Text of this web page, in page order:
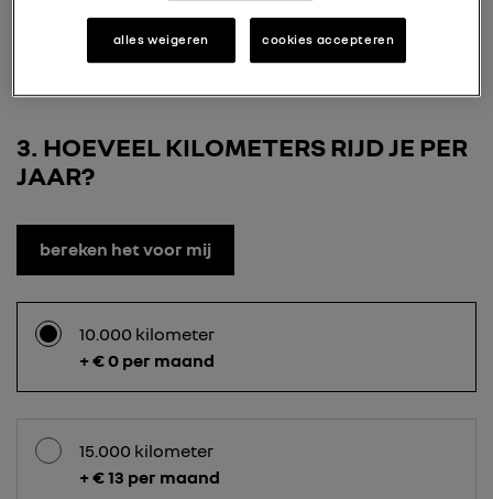
24 maanden
+ € 103 per maand
3 HOEVEEL KILOMETERS RIJD JE PER
JAAR?
bereken het voor mij
10.000 kilometer
+ € 0 per maand
15.000 kilometer
+ € 13 per maand
alles weigeren cookies accepteren